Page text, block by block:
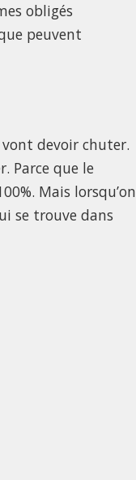
obligés
peuvent
vont devoir chuter.
Parce que le
Mais lorsqu’on
se trouve dans